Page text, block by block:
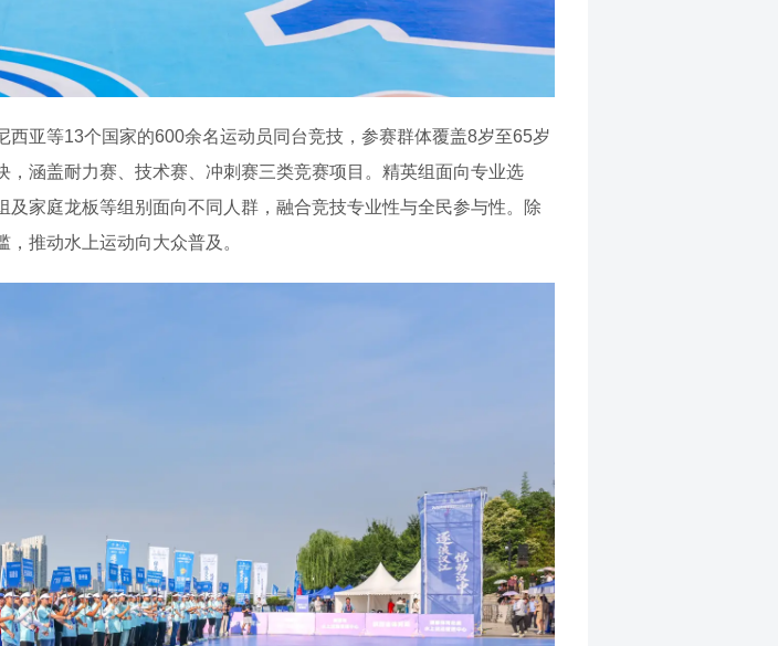
亚等13个国家的600余名运动员同台竞技，参赛群体覆盖8岁至65岁
涵盖耐力赛、技术赛、冲刺赛三类竞赛项目。精英组面向专业选
家庭龙板等组别面向不同人群，融合竞技专业性与全民参与性。除
推动水上运动向大众普及。